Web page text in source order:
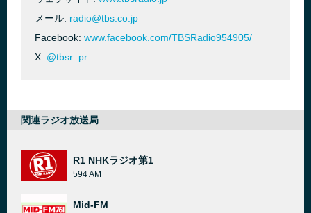
メール: radio@tbs.co.jp
Facebook: www.facebook.com/TBSRadio954905/
X: @tbsr_pr
関連ラジオ放送局
R1 NHKラジオ第1
594 AM
Mid-FM